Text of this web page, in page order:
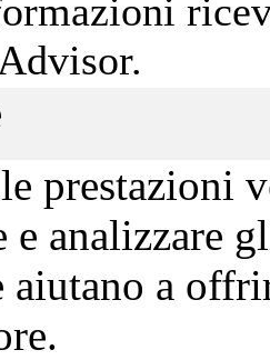
prestazioni
e analizzare
aiutano a